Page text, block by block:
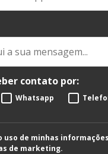
contato por:
Whatsapp
uso de minhas
de marketing.